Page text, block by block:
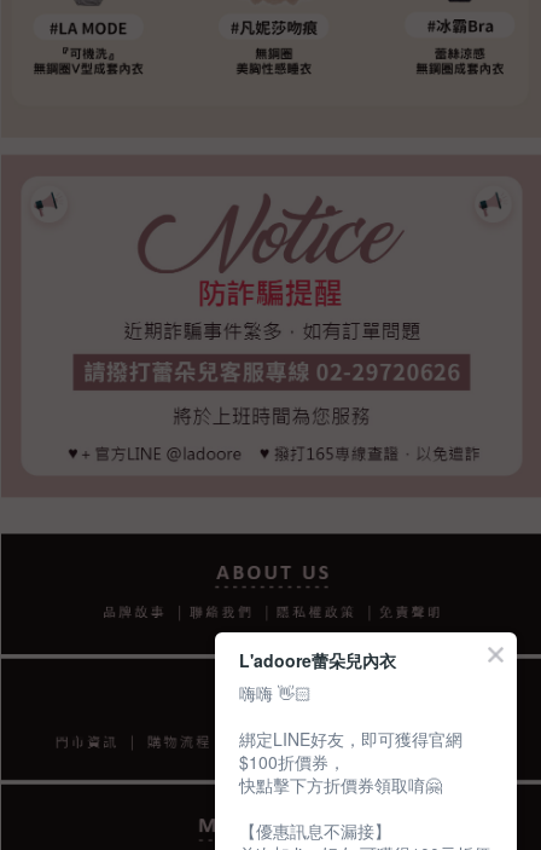
L'adoore蕾朵兒內衣
嗨嗨 👋🏻
綁定LINE好友，即可獲得官網
$100折價券，
快點擊下方折價券領取唷🤗
【優惠訊息不漏接】